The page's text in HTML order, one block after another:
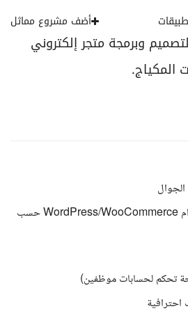
وبرمجة متجر إلكتروني
المكياج.
أضف مشروع مماثل
- برمجة مخصصة أو باستخدام WordPress/WooCommerce حسب
تحكم لحسابات موظفين)